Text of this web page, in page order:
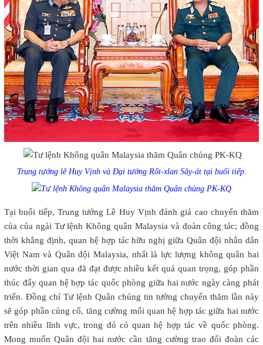
Trung tướng lê Huy Vịnh và Đại tướng Rốt-xlan Sây-át tại buổi tiếp.
Tại buổi tiếp, Trung tướng Lê Huy Vịnh đánh giá cao chuyến thăm
của của ngài Tư lệnh Không quân Malaysia và đoàn công tác; đồng
thời khẳng định, quan hệ hợp tác hữu nghị giữa Quân đội nhân dân
Việt Nam và Quân đội Malaysia, nhất là lực lượng không quân hai
nước thời gian qua đã đạt được nhiều kết quả quan trọng, góp phần
thúc đẩy quan hệ hợp tác quốc phòng giữa hai nước ngày càng phát
triển. Đồng chí Tư lệnh Quân chủng tin tưởng chuyến thăm lần này
sẽ góp phần củng cố, tăng cường mối quan hệ hợp tác giữa hai nước
trên nhiều lĩnh vực, trong đó có quan hệ hợp tác về quốc phòng.
Mong muốn Quân đội hai nước cần tăng cường trao đổi đoàn các